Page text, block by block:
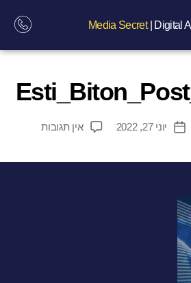
Media Secret| Digital
יוני 27, 2022 אין תגובות